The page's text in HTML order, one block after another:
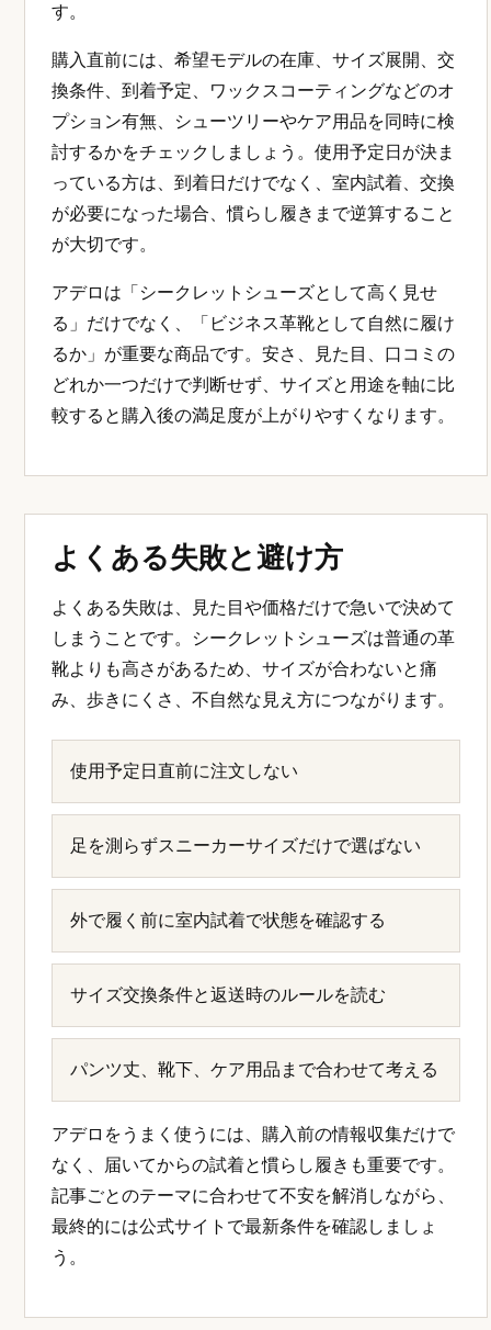
す。
購入直前には、希望モデルの在庫、サイズ展開、交
換条件、到着予定、ワックスコーティングなどのオ
プション有無、シューツリーやケア用品を同時に検
討するかをチェックしましょう。使用予定日が決ま
っている方は、到着日だけでなく、室内試着、交換
が必要になった場合、慣らし履きまで逆算すること
が大切です。
アデロは「シークレットシューズとして高く見せ
る」だけでなく、「ビジネス革靴として自然に履け
るか」が重要な商品です。安さ、見た目、口コミの
どれか一つだけで判断せず、サイズと用途を軸に比
較すると購入後の満足度が上がりやすくなります。
よくある失敗と避け方
よくある失敗は、見た目や価格だけで急いで決めて
しまうことです。シークレットシューズは普通の革
靴よりも高さがあるため、サイズが合わないと痛
み、歩きにくさ、不自然な見え方につながります。
使用予定日直前に注文しない
足を測らずスニーカーサイズだけで選ばない
外で履く前に室内試着で状態を確認する
サイズ交換条件と返送時のルールを読む
パンツ丈、靴下、ケア用品まで合わせて考える
アデロをうまく使うには、購入前の情報収集だけで
なく、届いてからの試着と慣らし履きも重要です。
記事ごとのテーマに合わせて不安を解消しながら、
最終的には公式サイトで最新条件を確認しましょ
う。